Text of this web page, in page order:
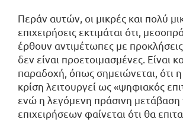
Περάν αυτών, οι μικρές και πολύ
επιχειρήσεις εκτιμάται ότι,
έρθουν αντιμέτωπες με προκλήσεις
δεν είναι προετοιμασμένες. Είναι
παραδοχή, όπως σημειώνεται, ότι
κρίση λειτουργεί ως «ψηφιακός
ενώ η λεγόμενη πράσινη μετάβαση
επιχειρήσεων φαίνεται ότι θα